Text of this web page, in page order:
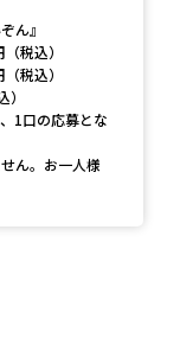
ん』
税込）
税込）
1口の応募とな
ん。お一人様